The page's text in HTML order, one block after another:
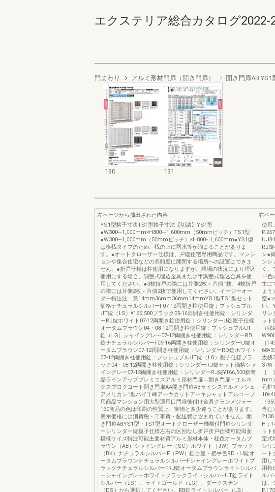
エクステリア総合カタログ2022-
門まわり アルミ形材門扉（開き門扉） 開き門扉AB YS1
130 131
左ページから抽出された内容
YS1型格子寸法TS1型格子寸法【切詰】YS1型
●W300∼1,000mm×H800∼1,600mm（50mmピッチ）TS1型
●W300∼1,000mm（50mmピッチ）×H800∼1,600mm●YS1型
は横桟タイプのため、桟の上に雨水等が溜まることがありま
す。●オートクローザー仕様は、戸建住宅専用商品です。マンシ
ョンや集合住宅などの高頻度に開閉する場所への設置はできま
せん。●折戸仕様は柱使用になりますが、現場の状況により埋込
使用にする場合、調整式埋込金具または半調整式埋込金具を使
用してください。●3枚折戸の際には片側2枚＋片側1枚、4枚折戸
の際には片側2枚＋片側2枚で使用してください。イージーオー
ダー特注注 意14mm36mm36mm14mmYS1型TS1型セット
価格ナチュラルシルバーF07-12両開き柱使用錠：プッシュプル
UT錠（LS）¥166,500ブラック09-16両開き柱使用錠：シリンダ
ーRJ錠ホワイト07-12両開き柱使用錠：シリンダーU錠親子仕様
オータムブラウン04・08-12両開き柱使用錠：プッシュプルUT
錠（LG）シャイングレー07-12両開き柱使用錠：シリンダーRD
錠ナチュラルシルバーF09-16両開き柱使用錠：シリンダーU錠オ
ータムブラウン07-12両開き柱使用錠：シリンダーRD錠ホワイト
07-12両開き柱使用錠：プッシュプルUT錠（LG）親子仕様ブラ
ック04・08-12両開き柱使用錠：シリンダーRJ錠セット価格シャ
イングレー07-12両開き柱使用錠：シリンダーRJ錠¥166,500新商
品ラインアッププレミエスアルミ形材門扉︵開き門扉︶エルネ
クスプログコート開き門扉AA開き門扉ABライシスアルメッシュ
アメリカン1型ハイ千峰アーキカットアーキシャットアルコーブ
用商品マンション用大型通用口門扉後付け金具グランメジャー
130商品の色は印刷の性質上、実物と多少違うことがあります。
表示価格には消費税・工事費・配送費は含まれていません。開
き門扉ABYS1型・TS1型オートクローザー機構付門扉シリンダ
ーシリンダー錠親子仕様左右の区別なし折戸折戸仕様可能両面
模様サイズ特注可能主要材質アルミ形材本体・柱色オータムブ
ラウン（AB）シャイングレー（SC）ホワイト（JW）ブラック
（BK）ナチュラルシルバーF（PW）錠台座・把手色RD・U錠オ
ータムブラウンナチュラルシルバーFシャイングレーホワイトブ
ラックナチュラルシルバーFRJ錠オータムブラウンライトシルバ
ーシャイングレーホワイトブラックライトシルバーUT錠ライト
シルバー（LS）、ライトゴールド（LG）、ダークステン
（DS）から選択してください。RB錠ライトシルバー（LS）、
右ペ
使用
RJ
ン●
ンシ
く。
ド
主に
ょう
空●
い。
リン
ット
（
［
太桟
37W
［
mm
元框
〈
含む
H：
ット
定式
シリ
ート
用し
用持
ルバ
は、